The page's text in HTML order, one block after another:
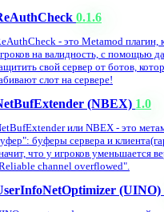
0.1.6
- это Metamod плагин,
на валидность, с помощью
свой сервер от ботов,
слот на сервере!
(NBEX) 1.0
или NBEX - это
буферы сервера и
что у игроков уменьшается
channel overflowed".
(UINO)